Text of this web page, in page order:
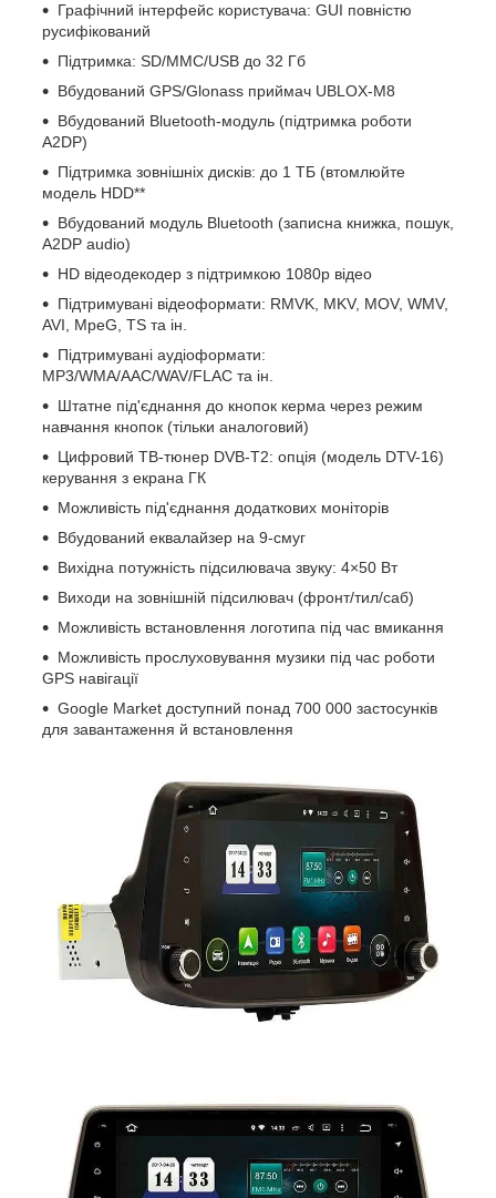
Графічний інтерфейс користувача: GUI повністю
русифікований
Підтримка: SD/MMC/USB до 32 Гб
Вбудований GPS/Glonass приймач UBLOX-M8
Вбудований Bluetooth-модуль (підтримка роботи
A2DP)
Підтримка зовнішніх дисків: до 1 ТБ (втомлюйте
модель HDD**
Вбудований модуль Bluetooth (записна книжка, пошук,
A2DP audio)
HD відеодекодер з підтримкою 1080p відео
Підтримувані відеоформати: RMVK, MKV, MOV, WMV,
AVI, MpeG, TS та ін.
Підтримувані аудіоформати:
MP3/WMA/AAC/WAV/FLAC та ін.
Штатне під'єднання до кнопок керма через режим
навчання кнопок (тільки аналоговий)
Цифровий ТВ-тюнер DVB-T2: опція (модель DTV-16)
керування з екрана ГК
Можливість під'єднання додаткових моніторів
Вбудований еквалайзер на 9-смуг
Вихідна потужність підсилювача звуку: 4×50 Вт
Виходи на зовнішній підсилювач (фронт/тил/саб)
Можливість встановлення логотипа під час вмикання
Можливість прослуховування музики під час роботи
GPS навігації
Google Market доступний понад 700 000 застосунків
для завантаження й встановлення